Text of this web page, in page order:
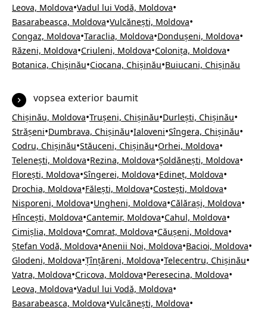
Leova, Moldova•Vadul lui Vodă, Moldova•
Basarabeasca, Moldova•Vulcănești, Moldova•
Congaz, Moldova•Taraclia, Moldova•Dondușeni, Moldova•
Răzeni, Moldova•Criuleni, Moldova•Colonița, Moldova•
Botanica, Chișinău•Ciocana, Chișinău•Buiucani, Chișinău
vopsea exterior baumit
Chișinău, Moldova•Trușeni, Chișinău•Durlești, Chișinău•
Strășeni•Dumbrava, Chișinău•Ialoveni•Sîngera, Chișinău•
Codru, Chișinău•Stăuceni, Chișinău•Orhei, Moldova•
Telenești, Moldova•Rezina, Moldova•Șoldănești, Moldova•
Florești, Moldova•Sîngerei, Moldova•Edineț, Moldova•
Drochia, Moldova•Fălești, Moldova•Costești, Moldova•
Nisporeni, Moldova•Ungheni, Moldova•Călărași, Moldova•
Hîncești, Moldova•Cantemir, Moldova•Cahul, Moldova•
Cimișlia, Moldova•Comrat, Moldova•Căușeni, Moldova•
Ștefan Vodă, Moldova•Anenii Noi, Moldova•Bacioi, Moldova•
Glodeni, Moldova•Țînțăreni, Moldova•Telecentru, Chișinău•
Vatra, Moldova•Cricova, Moldova•Peresecina, Moldova•
Leova, Moldova•Vadul lui Vodă, Moldova•
Basarabeasca, Moldova•Vulcănești, Moldova•